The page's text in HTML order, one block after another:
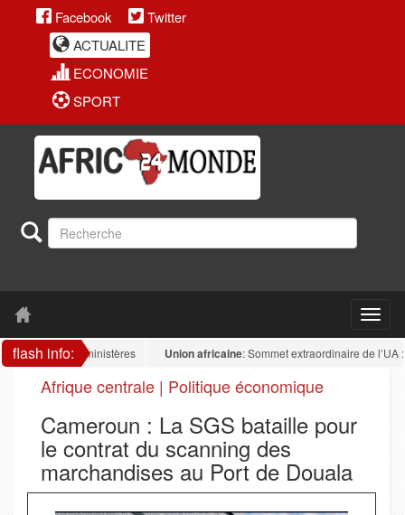
Facebook
Twitter
ACTUALITE
ECONOMIE
SPORT
flash info:
dans les ministères Union africaine: Sommet extraordinaire de l’UA : la
Afrique centrale | Politique économique
Cameroun : La SGS bataille pour
le contrat du scanning des
marchandises au Port de Douala